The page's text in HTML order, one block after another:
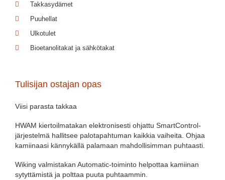
Takkasydämet
Puuhellat
Ulkotulet
Bioetanolitakat ja sähkötakat
Tulisijan ostajan opas
Viisi parasta takkaa
HWAM kiertoilmatakan elektronisesti ohjattu SmartControl-
järjestelmä hallitsee palotapahtuman kaikkia vaiheita. Ohjaa
kamiinaasi kännykällä palamaan mahdollisimman puhtaasti.
Wiking valmistakan Automatic-toiminto helpottaa kamiinan
sytyttämistä ja polttaa puuta puhtaammin.